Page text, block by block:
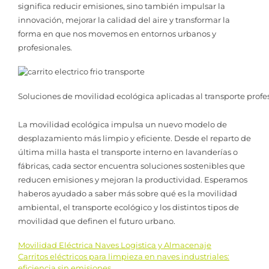
significa reducir emisiones, sino también impulsar la
innovación, mejorar la calidad del aire y transformar la
forma en que nos movemos en entornos urbanos y
profesionales.
Soluciones de movilidad ecológica aplicadas al transporte
La movilidad ecológica impulsa un nuevo modelo de
desplazamiento más limpio y eficiente. Desde el reparto de
última milla hasta el transporte interno en lavanderías o
fábricas, cada sector encuentra soluciones sostenibles que
reducen emisiones y mejoran la productividad. Esperamos
haberos ayudado a saber más sobre qué es la movilidad
ambiental, el transporte ecológico y los distintos tipos de
movilidad que definen el futuro urbano.
Navegación
Movilidad Eléctrica Naves Logistica y Almacenaje
Carritos eléctricos para limpieza en naves industriales: